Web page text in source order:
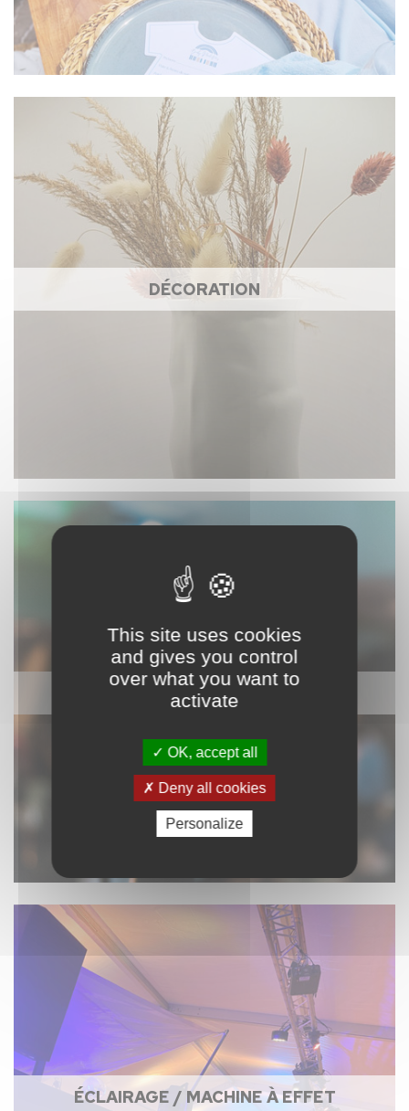
DÉCORATION
SONORISATION
ÉCLAIRAGE / MACHINE À EFFET
This site uses cookies
and gives you control
over what you want to
activate
OK, accept all
Deny all cookies
Personalize